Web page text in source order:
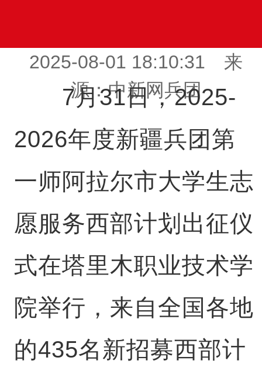
2025-08-01 18:10:31 来
源：中新网兵团
7月31日，2025-
2026年度新疆兵团第
一师阿拉尔市大学生志
愿服务西部计划出征仪
式在塔里木职业技术学
院举行，来自全国各地
的435名新招募西部计